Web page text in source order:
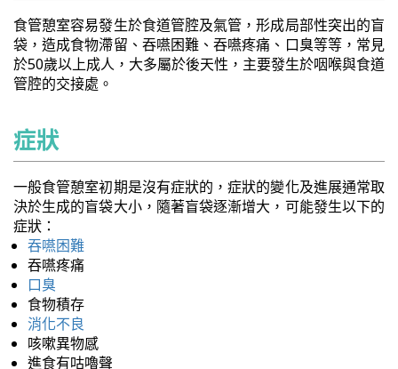
食管憩室容易發生於食道管腔及氣管，形成局部性突出的盲
袋，造成食物滯留、吞嚥困難、吞嚥疼痛、口臭等等，常見
於50歲以上成人，大多屬於後天性，主要發生於咽喉與食道
管腔的交接處。
症狀
一般食管憩室初期是沒有症狀的，症狀的變化及進展通常取
決於生成的盲袋大小，隨著盲袋逐漸增大，可能發生以下的
症狀：
吞嚥困難
吞嚥疼痛
口臭
食物積存
消化不良
咳嗽異物感
進食有咕嚕聲